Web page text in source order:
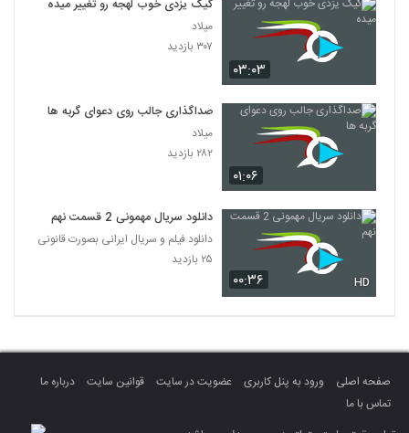
۰۳:۰۳
کیک یزدی خوب لهجه رو تغییر میده
میلاد
۳۰۷ بازدید
۰۱:۰۶
صداگذاری جالب روی دعوای گربه ها
میلاد
۲۸۲ بازدید
۰۰:۳۶ HD
دانلود سریال مهمونی 2 قسمت نهم
دانلود فیلم و سریال ایرانی بصورت قانونی
۲۵ بازدید
صفحه اصلی ورود به پنل کاربری عضویت در سایت قوانین سایت
درباره ما
تماس با ما